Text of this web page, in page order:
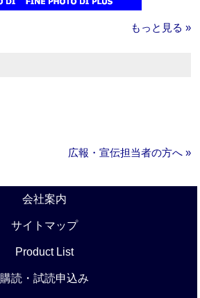
もっと見る »
広報・宣伝担当者の方へ »
会社案内
サイトマップ
Product List
購読・試読申込み